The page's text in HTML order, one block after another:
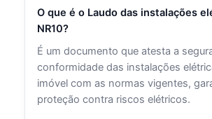
O que é o Laudo das instalações
NR10?
É um documento que atesta a
conformidade das instalações
imóvel com as normas vigentes,
proteção contra riscos elétricos.